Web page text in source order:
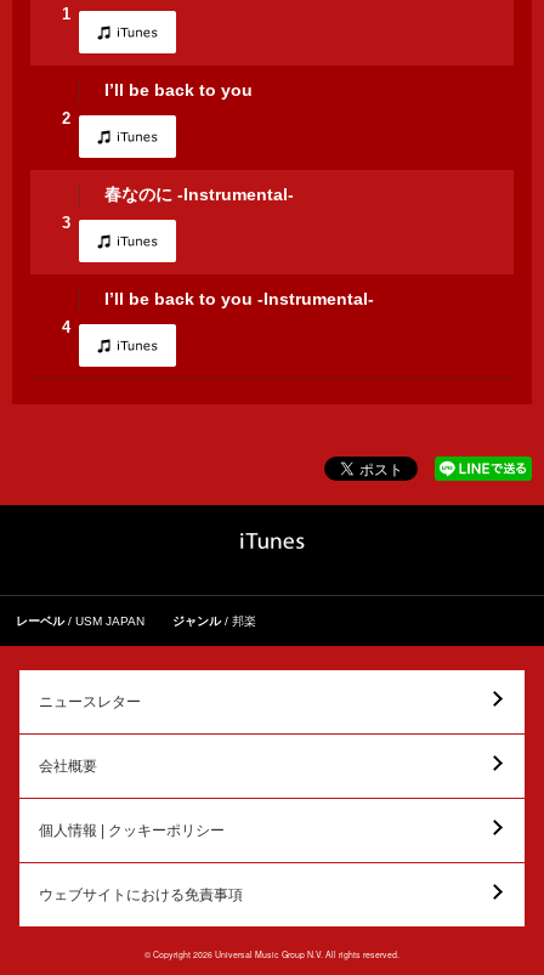
1
2
I’ll be back to you
3
春なのに -Instrumental-
4
I’ll be back to you -Instrumental-
レーベル USM JAPAN ジャンル 邦楽
ニュースレター
会社概要
個人情報 | クッキーポリシー
ウェブサイトにおける免責事項
© Copyright 2026 Universal Music Group N.V. All rights reserved.